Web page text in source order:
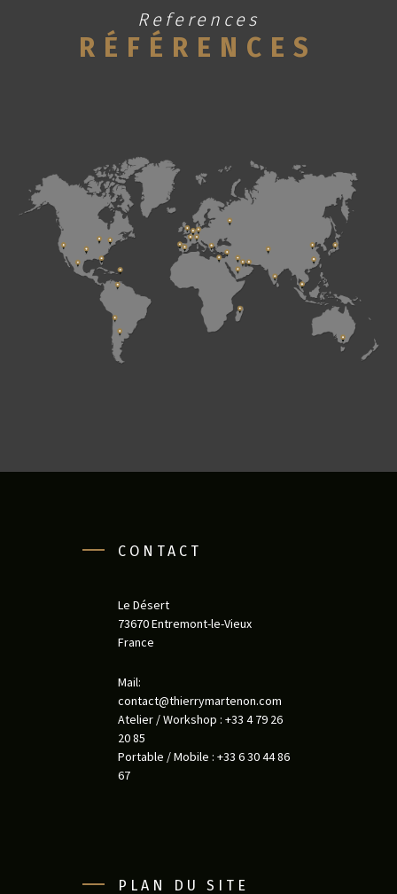
References
RÉFÉRENCES
CONTACT
Le Désert
73670 Entremont-le-Vieux
France
Mail:
contact@thierrymartenon.com
Atelier / Workshop : +33 4 79 26
20 85
Portable / Mobile : +33 6 30 44 86
67
PLAN DU SITE